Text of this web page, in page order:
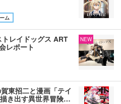
ム
レイドッグス ART
レポート
NEW
東招二と漫画「テイ
き出す異世界冒険…